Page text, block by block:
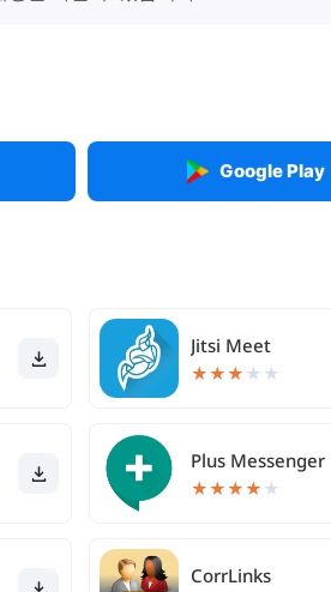
Google Play
Jitsi Meet
★★★ ★ ★
Plus Messenger
★★★★ ★
CorrLinks